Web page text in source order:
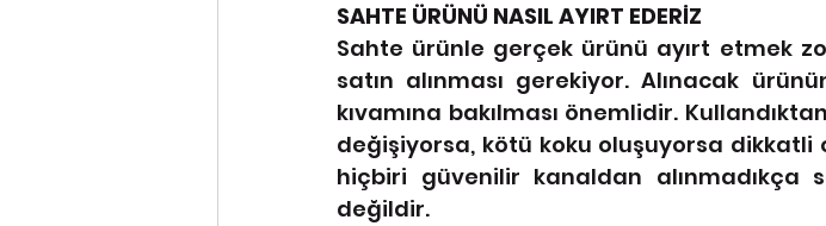
SAHTE ÜRÜNÜ NASIL AYIRT EDERİZ
Sahte ürünle gerçek ürünü ayırt etmek
satın alınması gerekiyor. Alınacak
kıvamına bakılması önemlidir.
değişiyorsa, kötü koku oluşuyorsa
hiçbiri güvenilir kanaldan alınmadıkça
değildir.